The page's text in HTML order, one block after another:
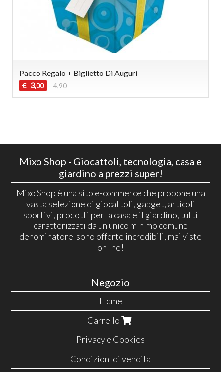
Pacco Regalo + Biglietto Di Auguri
€ 3,00 4,90
Mixo Shop - Giocattoli, tecnologia, casa e
giardino a prezzi super!
Mixo Shop è una sito e-commerce che propone una
vasta selezione di giocattoli, gadget, articoli
sportivi, prodotti per la casa e il giardino, tutti
caratterizzati da un unico minimo comune
denominatore: sono offerte incredibili, mai viste
online!
Negozio
Home
Carrello
Privacy e Cookies
Condizioni di vendita